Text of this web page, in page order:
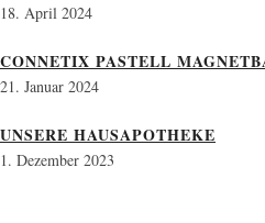
18. April 2024
CONNETIX PASTELL
21. Januar 2024
UNSERE HAUSAPOTHEKE
1. Dezember 2023